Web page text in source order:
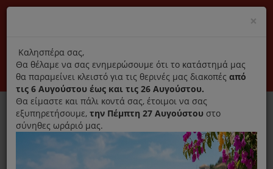
Αποκλειστικά γνήσια ανταλλακτικά
Σύνδεση Εγγραφή Εταιρεία Επικοινωνία
0
×
title
Καλησπέρα σας,
Θα θέλαμε να σας ενημερώσουμε ότι το κατάστημά μας
θα παραμείνει κλειστό για τις θερινές μας διακοπές από
τις 6 Αυγούστου έως και τις 26 Αυγούστου.
Θα είμαστε και πάλι κοντά σας, έτοιμοι να σας
εξυπηρετήσουμε, την Πέμπτη 27 Αυγούστου στο
σύνηθες ωράριό μας.